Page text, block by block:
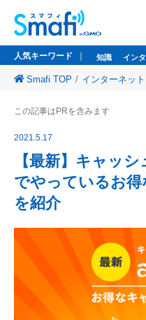
人気キーワード
監修者一覧
Smafi WiMAX
GMOとくとくBB
Wi-Fi（WiMAX）レンタル
人気キーワード 知識 イン
Smafi TOP インターネット
この記事はPRを含みます
2021.5.17
【最新】キャッシュレス決済のau PAY
でやっているお
を紹介